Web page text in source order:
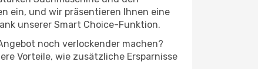
ein, und wir präsentieren Ihnen eine
unserer Smart Choice-Funktion.
noch verlockender machen?
Vorteile, wie zusätzliche Ersparnisse